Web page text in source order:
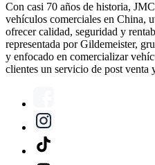
Con casi 70 años de historia,
vehículos comerciales en China,
ofrecer calidad, seguridad y
representada por Gildemeister,
y enfocado en comercializar
clientes un servicio de post venta